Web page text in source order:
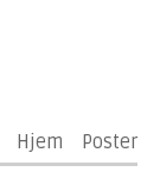
Hjem Poster